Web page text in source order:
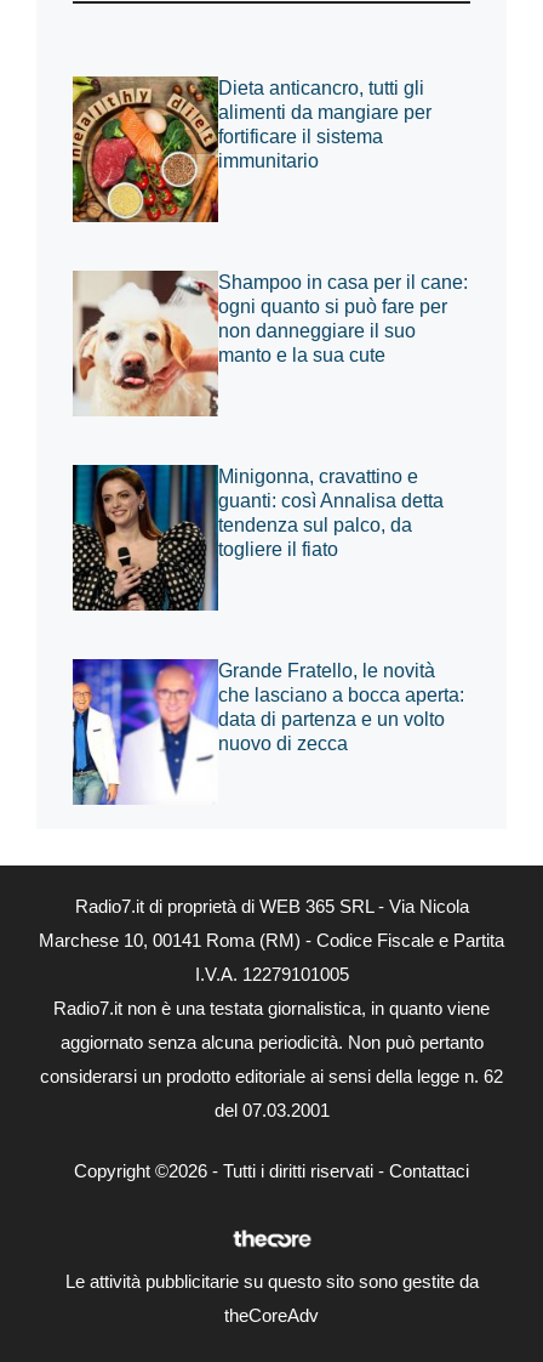
Dieta anticancro, tutti gli
alimenti da mangiare per
fortificare il sistema
immunitario
Shampoo in casa per il cane:
ogni quanto si può fare per
non danneggiare il suo
manto e la sua cute
Minigonna, cravattino e
guanti: così Annalisa detta
tendenza sul palco, da
togliere il fiato
Grande Fratello, le novità
che lasciano a bocca aperta:
data di partenza e un volto
nuovo di zecca
Radio7.it di proprietà di WEB 365 SRL - Via Nicola
Marchese 10, 00141 Roma (RM) - Codice Fiscale e Partita
I.V.A. 12279101005
Radio7.it non è una testata giornalistica, in quanto viene
aggiornato senza alcuna periodicità. Non può pertanto
considerarsi un prodotto editoriale ai sensi della legge n. 62
del 07.03.2001
Copyright ©2026 - Tutti i diritti riservati - Contattaci
Le attività pubblicitarie su questo sito sono gestite da
theCoreAdv